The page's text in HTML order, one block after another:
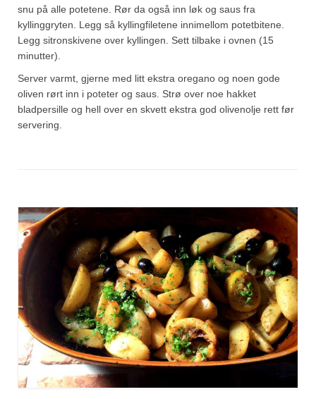
snu på alle potetene. Rør da også inn løk og saus fra
kyllinggryten. Legg så kyllingfiletene innimellom potetbitene.
Legg sitronskivene over kyllingen. Sett tilbake i ovnen (15
minutter).
Server varmt, gjerne med litt ekstra oregano og noen gode
oliven rørt inn i poteter og saus. Strø over noe hakket
bladpersille og hell over en skvett ekstra god olivenolje rett før
servering.